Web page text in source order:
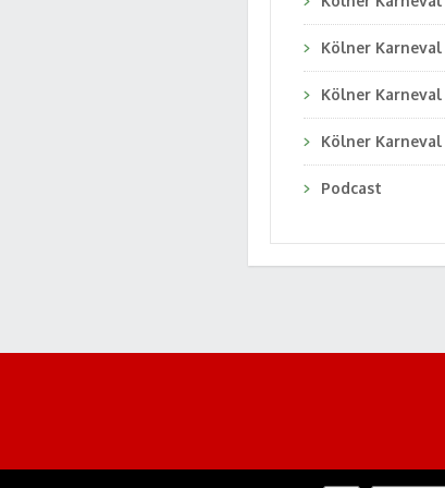
Kölner Karneval
Kölner Karneval
Kölner Karneval
Podcast